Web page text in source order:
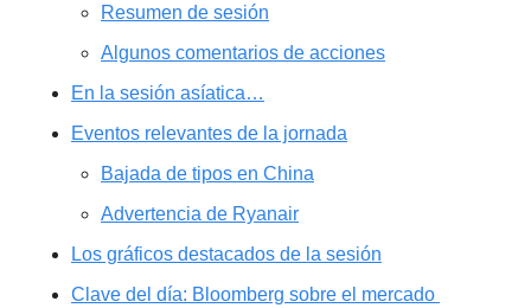
Resumen de sesión
Algunos comentarios de acciones
En la sesión asíatica…
Eventos relevantes de la jornada
Bajada de tipos en China
Advertencia de Ryanair
Los gráficos destacados de la sesión
Clave del día: Bloomberg sobre el mercado